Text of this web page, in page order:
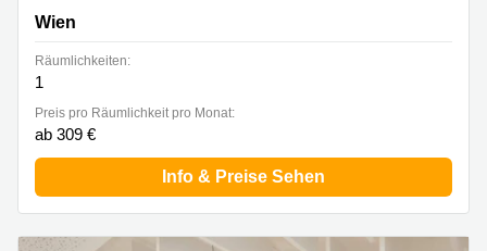
Wien
Räumlichkeiten:
1
Preis pro Räumlichkeit pro Monat:
ab 309 €
Info & Preise Sehen